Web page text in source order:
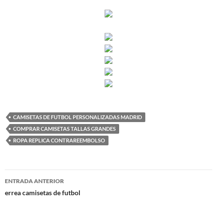
CAMISETAS DE FUTBOL PERSONALIZADAS MADRID
COMPRAR CAMISETAS TALLAS GRANDES
ROPA REPLICA CONTRAREEMBOLSO
Navegación
de
ENTRADA ANTERIOR
errea camisetas de futbol